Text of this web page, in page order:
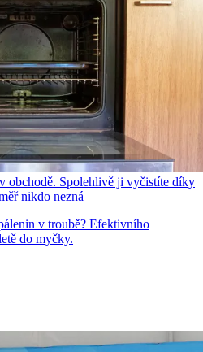
obchodě. Spolehlivě ji vyčistíte díky
nikdo nezná
v troubě? Efektivního
do myčky.